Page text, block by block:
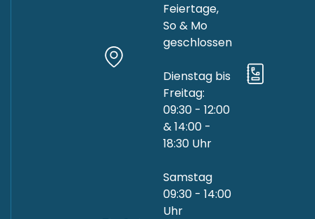
Feiertage,
So & Mo
geschlossen
Dienstag bis
Freitag:
09:30 - 12:00
& 14:00 -
18:30 Uhr
Samstag
09:30 - 14:00
Uhr